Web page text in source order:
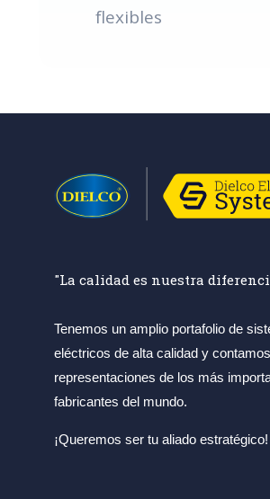
flexibles
"La calidad es nuestra
Tenemos un amplio portafolio de
eléctricos de alta calidad y
representaciones de los más
fabricantes del mundo.
¡Queremos ser tu aliado estratégico!